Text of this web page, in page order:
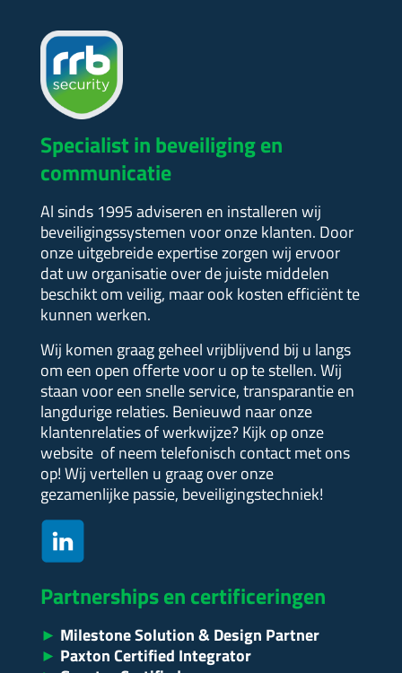
Specialist in beveiliging en
communicatie
Al sinds 1995 adviseren en installeren wij
beveiligingssystemen voor onze klanten. Door
onze uitgebreide expertise zorgen wij ervoor
dat uw organisatie over de juiste middelen
beschikt om veilig, maar ook kosten efficiënt te
kunnen werken.
Wij komen graag geheel vrijblijvend bij u langs
om een open offerte voor u op te stellen.Wij
staan voor een snelle service, transparantie en
langdurige relaties. Benieuwd naar onze
klantenrelaties of werkwijze?Kijk op onze
website of neem telefonisch contact met ons
op! Wij vertellen u graag over onze
gezamenlijke passie, beveiligingstechniek!
Partnerships en certificeringen
► Milestone Solution & Design Partner
► Paxton Certified Integrator